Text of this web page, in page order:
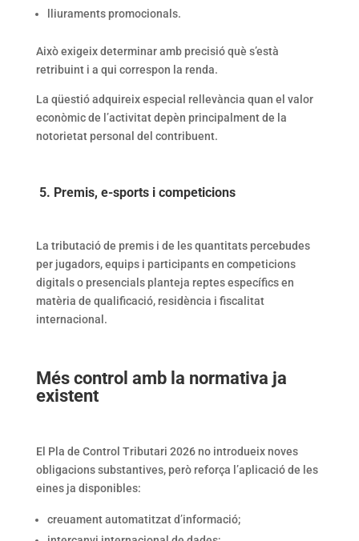
lliuraments promocionals.
Això exigeix determinar amb precisió què s’està
retribuint i a qui correspon la renda.
La qüestió adquireix especial rellevància quan el valor
econòmic de l’activitat depèn principalment de la
notorietat personal del contribuent.
5. Premis, e-sports i competicions
La tributació de premis i de les quantitats percebudes
per jugadors, equips i participants en competicions
digitals o presencials planteja reptes específics en
matèria de qualificació, residència i fiscalitat
internacional.
Més control amb la normativa ja
existent
El Pla de Control Tributari 2026 no introdueix noves
obligacions substantives, però reforça l’aplicació de les
eines ja disponibles:
creuament automatitzat d’informació;